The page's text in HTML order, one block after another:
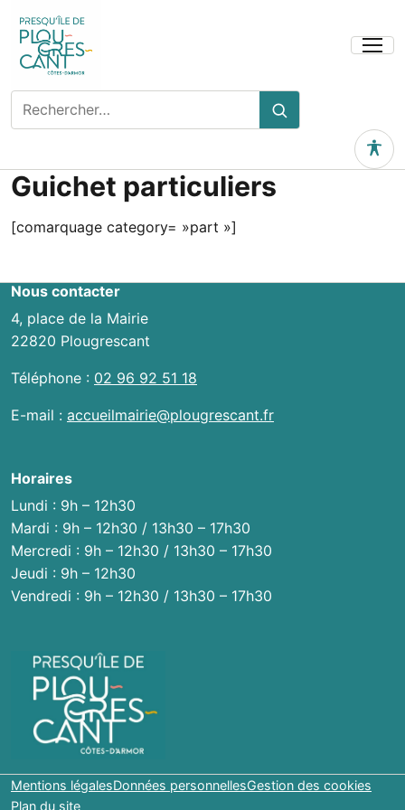
Ouvrir
Rechercher
sur
site
Rechercher
Outils
Guichet particuliers
[comarquage category= »part »]
Nous contacter
4, place de la Mairie
22820 Plougrescant
Téléphone : 02 96 92 51 18
E-mail : accueilmairie@plougrescant.fr
Horaires
Lundi : 9h – 12h30
Mardi : 9h – 12h30 / 13h30 – 17h30
Mercredi : 9h – 12h30 / 13h30 – 17h30
Jeudi : 9h – 12h30
Vendredi : 9h – 12h30 / 13h30 – 17h30
Mentions légalesDonnées personnellesGestion des cookies
Plan du site